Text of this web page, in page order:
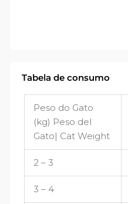
Tabela de consumo
Peso do Gato
(kg) Peso del
Gato| Cat Weight
2 – 3
3 – 4